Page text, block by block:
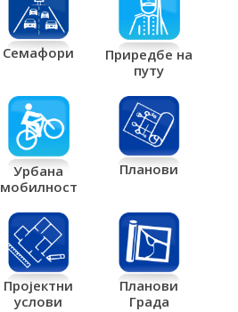
Семафори
Приредбе на
путу
Урбана
мобилност
Планови
Пројектни
услови
Планови
Града